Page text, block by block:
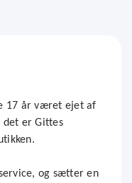
17 år været ejet af
det er Gittes
og sætter en